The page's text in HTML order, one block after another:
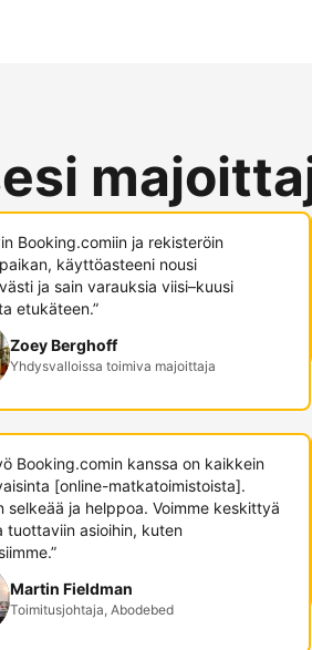
Booking.comiin ja rekisteröin
käyttöasteeni nousi
ja sain varauksia viisi–kuusi
etukäteen.”
Zoey Berghoff
Yhdysvalloissa toimiva majoittaja
Booking.comin kanssa on kaikkein
[online-matkatoimistoista].
selkeää ja helppoa. Voimme keskittyä
tuottaviin asioihin, kuten
Martin Fieldman
Toimitusjohtaja, Abodebed